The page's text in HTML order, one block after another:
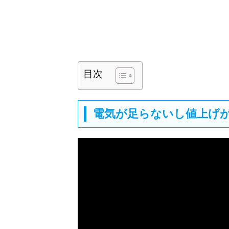
目次
電気が足らないし値上げ